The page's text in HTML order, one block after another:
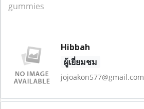
gummies
Hibbah
ผู้เยี่ยมชม
jojoakon577@gmail.com